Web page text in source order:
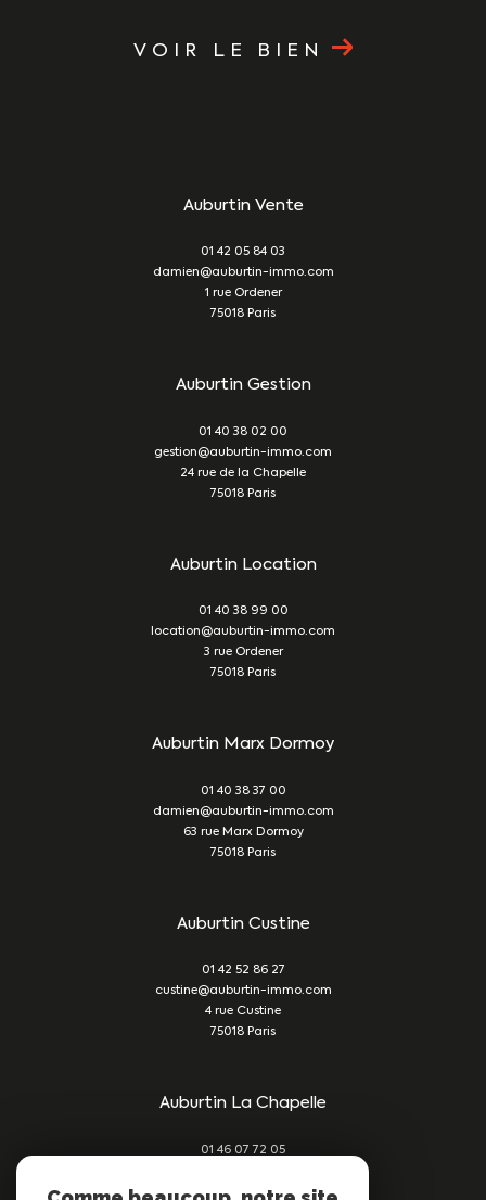
VOIR LE BIEN
Auburtin Vente
01 42 05 84 03
damien@auburtin-immo.com
1 rue Ordener
75018
Paris
Auburtin Gestion
01 40 38 02 00
gestion@auburtin-immo.com
24 rue de la Chapelle
75018
Paris
Auburtin Location
01 40 38 99 00
location@auburtin-immo.com
3 rue Ordener
75018
Paris
Auburtin Marx Dormoy
01 40 38 37 00
damien@auburtin-immo.com
63 rue Marx Dormoy
75018
Paris
Auburtin Custine
01 42 52 86 27
custine@auburtin-immo.com
4 rue Custine
75018
Paris
Auburtin La Chapelle
01 46 07 72 05
209 rue du Faubourg St Denis